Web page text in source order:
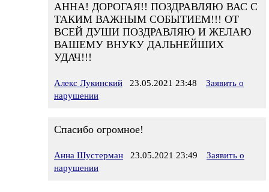
АННА! ДОРОГАЯ!! ПОЗДРАВЛЯЮ ВАС С
ТАКИМ ВАЖНЫМ СОБЫТИЕМ!!! ОТ
ВСЕЙ ДУШИ ПОЗДРАВЛЯЮ И ЖЕЛАЮ
ВАШЕМУ ВНУКУ ДАЛЬНЕЙШИХ
УДАЧ!!!
Алекс Лукинский 23.05.2021 23:48
Заявить о
нарушении
Спасибо огромное!
Анна Шустерман 23.05.2021 23:49
Заявить о
нарушении